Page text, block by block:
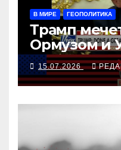
В МИРЕ ГЕОПОЛИТИКА
Трамп
Ормузом и
15.07.2026